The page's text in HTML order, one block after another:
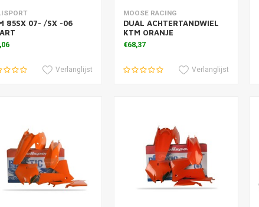
aan winkelwagen
85SX 07- /SX -06
Verlanglijst
Toevoegen aan winkelwagen
MOOSE RACING
DUAL ACHTERTANDWIEL
KTM ORANJE
€68,37
Verlanglijst